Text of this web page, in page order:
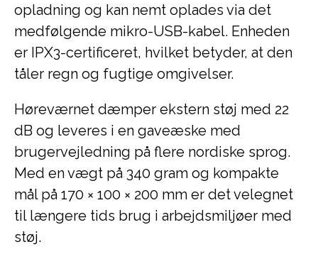
opladning og kan nemt oplades via det
medfølgende mikro-USB-kabel. Enheden
er IPX3-certificeret, hvilket betyder, at den
tåler regn og fugtige omgivelser.
Høreværnet dæmper ekstern støj med 22
dB og leveres i en gaveæske med
brugervejledning på flere nordiske sprog.
Med en vægt på 340 gram og kompakte
mål på 170 × 100 × 200 mm er det velegnet
til længere tids brug i arbejdsmiljøer med
støj.